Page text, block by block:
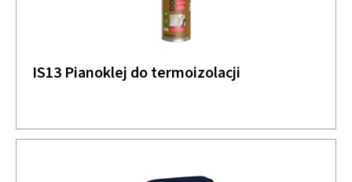
IS13 Pianoklej do termoizolacji